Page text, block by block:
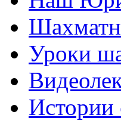
Уроки
Истории